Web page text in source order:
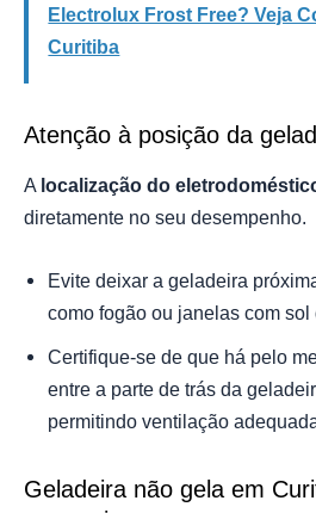
Electrolux Frost Free? Veja
Curitiba
Atenção à posição da
A localização do
diretamente no seu desempenho.
Evite deixar a geladeira
como fogão ou janelas com sol
Certifique-se de que há pelo
entre a parte de trás da
permitindo ventilação
Geladeira não gela em